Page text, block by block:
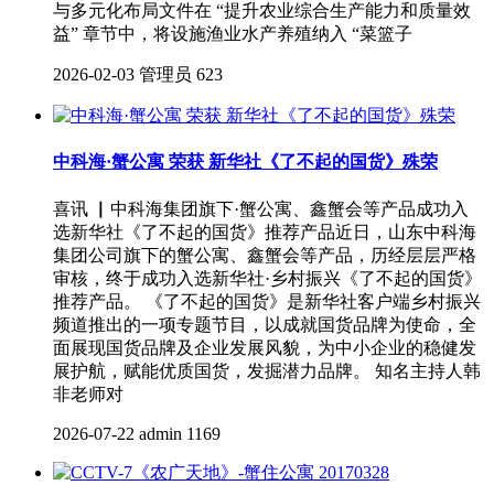
与多元化布局文件在 “提升农业综合生产能力和质量效
益” 章节中，将设施渔业水产养殖纳入 “菜篮子
2026-02-03 管理员 623
中科海·蟹公寓 荣获 新华社《了不起的国货》殊荣
喜讯 ▏中科海集团旗下·蟹公寓、鑫蟹会等产品成功入
选新华社《了不起的国货》推荐产品近日，山东中科海
集团公司旗下的蟹公寓、鑫蟹会等产品，历经层层严格
审核，终于成功入选新华社·乡村振兴《了不起的国货》
推荐产品。 《了不起的国货》是新华社客户端乡村振兴
频道推出的一项专题节目，以成就国货品牌为使命，全
面展现国货品牌及企业发展风貌，为中小企业的稳健发
展护航，赋能优质国货，发掘潜力品牌。 知名主持人韩
非老师对
2026-07-22 admin 1169